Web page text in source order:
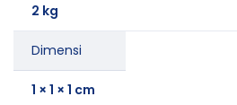
2 kg
Dimensi
1 × 1 × 1 cm